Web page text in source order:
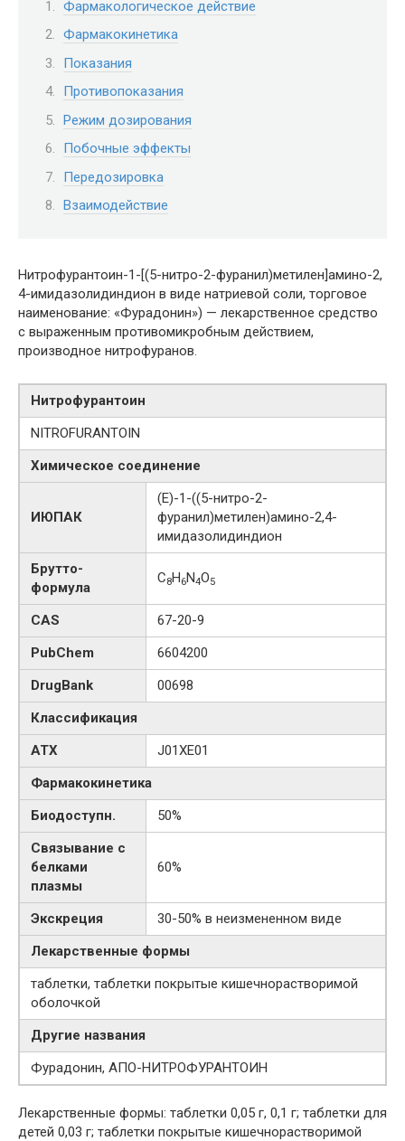
Фармакологическое действие
Фармакокинетика
Показания
Противопоказания
Режим дозирования
Побочные эффекты
Передозировка
Взаимодействие
Нитрофурантоин-1-[(5-нитро-2-фуранил)метилен]амино-2,
4-имидазолидиндион в виде натриевой соли, торговое
наименование: «Фурадонин») — лекарственное средство
с выраженным противомикробным действием,
производное нитрофуранов.
Нитрофурантоин
NITROFURANTOIN
Химическое соединение
ИЮПАК
(E)-1-((5-нитро-2-
фуранил)метилен)амино-2,4-
имидазолидиндион
Брутто-
формула
C8H6N4O5
CAS
67-20-9
PubChem
6604200
DrugBank
00698
Классификация
АТХ
J01XE01
Фармакокинетика
Биодоступн.
50%
Связывание с
белками
плазмы
60%
Экскреция
30-50% в неизмененном виде
Лекарственные формы
таблетки, таблетки покрытые кишечнорастворимой
оболочкой
Другие названия
Фурадонин, АПО-НИТРОФУРАНТОИН
Лекарственные формы: таблетки 0,05 г, 0,1 г; таблетки для
детей 0,03 г; таблетки покрытые кишечнорастворимой